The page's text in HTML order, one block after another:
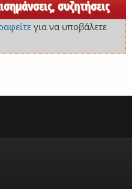
συζητήσεις
για να υποβάλετε